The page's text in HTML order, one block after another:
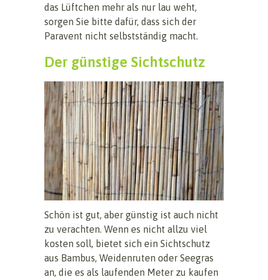
das Lüftchen mehr als nur lau weht,
sorgen Sie bitte dafür, dass sich der
Paravent nicht selbstständig macht.
Der günstige Sichtschutz
Schön ist gut, aber günstig ist auch nicht
zu verachten. Wenn es nicht allzu viel
kosten soll, bietet sich ein Sichtschutz
aus Bambus, Weidenruten oder Seegras
an, die es als laufenden Meter zu kaufen